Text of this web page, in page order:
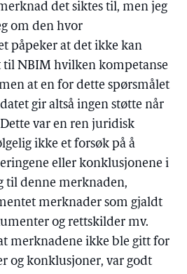
det siktes til, men jeg
om den hvor
påpeker at det ikke kan
til NBIM hvilken kompetanse
at en for dette spørsmålet
gir altså ingen støtte når
var en ren juridisk
ikke et forsøk på å
eller konklusjonene i
til denne merknaden,
merknader som gjaldt
og rettskilder mv.
merknadene ikke ble gitt for
og konklusjoner, var godt